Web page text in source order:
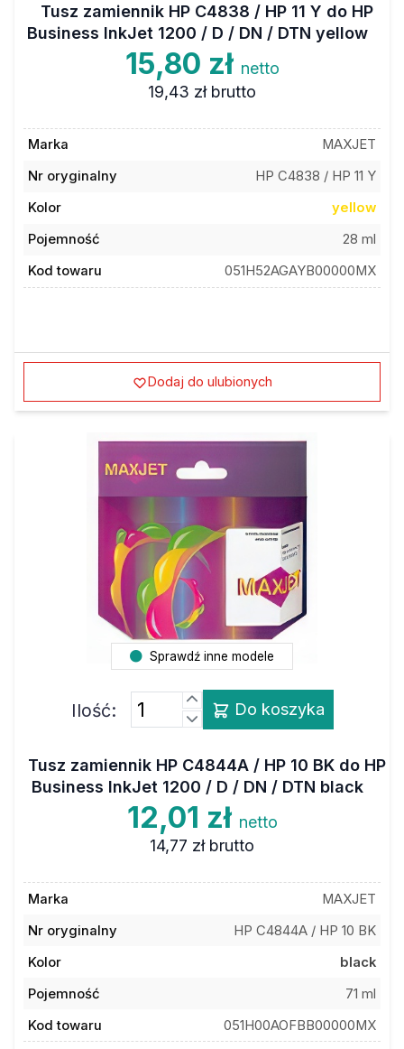
Tusz zamiennik HP C4838 / HP 11 Y do HP
Business InkJet 1200 / D / DN / DTN yellow
15,80 zł netto
19,43 zł brutto
Marka
MAXJET
Nr oryginalny
HP C4838 / HP 11 Y
Kolor
yellow
Pojemność
28 ml
Kod towaru
051H52AGAYB00000MX
Dodaj do ulubionych
Sprawdź inne modele
Ilość: Do koszyka
Tusz zamiennik HP C4844A / HP 10 BK do HP
Business InkJet 1200 / D / DN / DTN black
12,01 zł netto
14,77 zł brutto
Marka
MAXJET
Nr oryginalny
HP C4844A / HP 10 BK
Kolor
black
Pojemność
71 ml
Kod towaru
051H00AOFBB00000MX